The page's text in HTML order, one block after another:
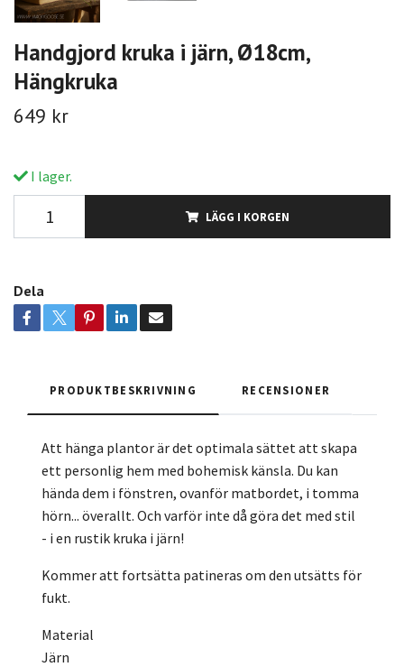
Handgjord kruka i järn, Ø18cm,
Hängkruka
649 kr
I lager.
LÄGG I KORGEN
Dela
PRODUKTBESKRIVNING RECENSIONER
Att hänga plantor är det optimala sättet att skapa
ett personlig hem med bohemisk känsla. Du kan
hända dem i fönstren, ovanför matbordet, i tomma
hörn... överallt. Och varför inte då göra det med stil
- i en rustik kruka i järn!
Kommer att fortsätta patineras om den utsätts för
fukt.
Material
Järn